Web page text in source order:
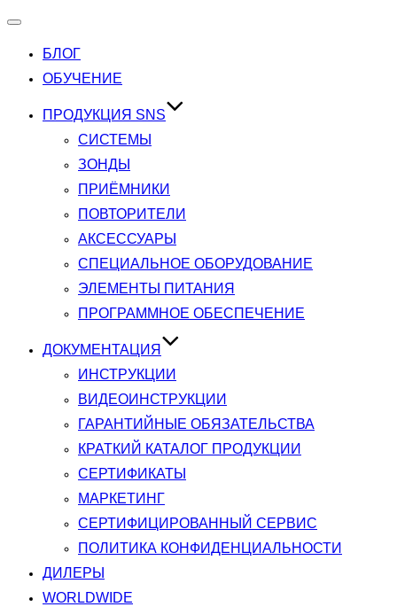
Переключатель
БЛОГ
ОБУЧЕНИЕ
ПРОДУКЦИЯ SNS
СИСТЕМЫ
ЗОНДЫ
ПРИЁМНИКИ
ПОВТОРИТЕЛИ
АКСЕССУАРЫ
СПЕЦИАЛЬНОЕ ОБОРУДОВАНИЕ
ЭЛЕМЕНТЫ ПИТАНИЯ
ПРОГРАММНОЕ ОБЕСПЕЧЕНИЕ
ДОКУМЕНТАЦИЯ
ИНСТРУКЦИИ
ВИДЕОИНСТРУКЦИИ
ГАРАНТИЙНЫЕ ОБЯЗАТЕЛЬСТВА
КРАТКИЙ КАТАЛОГ ПРОДУКЦИИ
СЕРТИФИКАТЫ
МАРКЕТИНГ
СЕРТИФИЦИРОВАННЫЙ СЕРВИС
ПОЛИТИКА КОНФИДЕНЦИАЛЬНОСТИ
ДИЛЕРЫ
WORLDWIDE